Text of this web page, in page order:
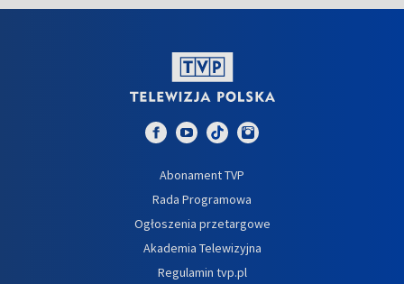
Abonament TVP
Rada Programowa
Ogłoszenia przetargowe
Akademia Telewizyjna
Regulamin tvp.pl